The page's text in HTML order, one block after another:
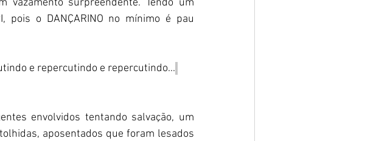
surpreendente. Tendo um
pois o DANÇARINO no mínimo é pau
e repercutindo e repercutindo...
envolvidos tentando salvação, um
aposentados que foram lesados